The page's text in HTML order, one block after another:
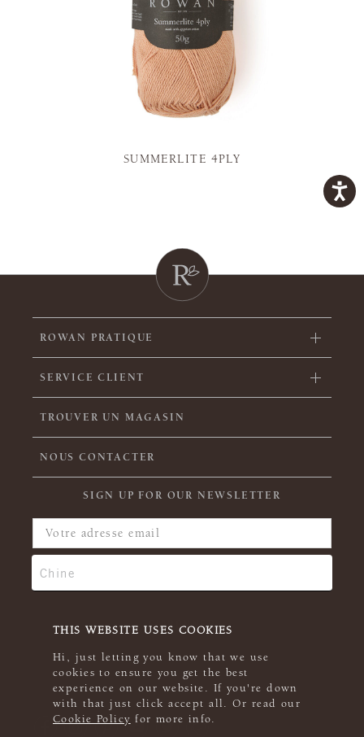
THIS WEBSITE USES COOKIES
Hi, just letting you know that we use
cookies to ensure you get the best
experience on our website. If you're down
with that just click accept all. Or read our
Cookie Policy for more info.
SUMMERLITE 4PLY
ROWAN PRATIQUE
SERVICE CLIENT
TROUVER UN MAGASIN
NOUS CONTACTER
SIGN UP FOR OUR NEWSLETTER